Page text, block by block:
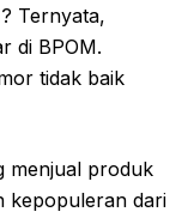
Ternyata,
di BPOM.
tidak baik
menjual produk
kepopuleran dari